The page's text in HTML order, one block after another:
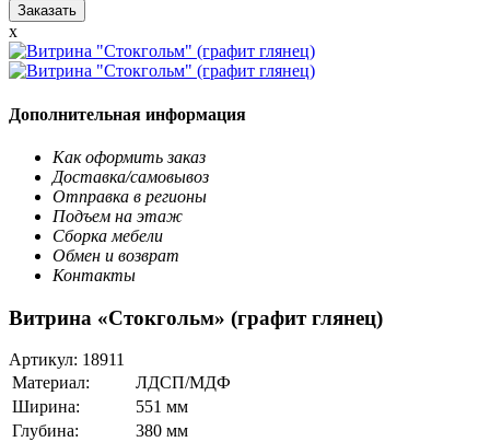
x
Дополнительная информация
Как оформить заказ
Доставка/самовывоз
Отправка в регионы
Подъем на этаж
Сборка мебели
Обмен и возврат
Контакты
Витрина «Стокгольм» (графит глянец)
Артикул: 18911
Материал:
ЛДСП/МДФ
Ширина:
551 мм
Глубина:
380 мм